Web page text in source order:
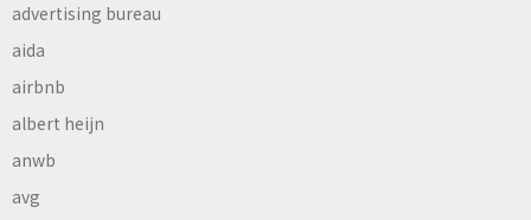
advertising bureau
aida
airbnb
albert heijn
anwb
avg